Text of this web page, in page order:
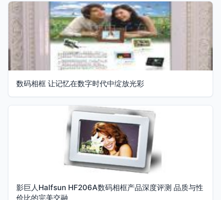
数码相框 让记忆在数字时代中绽放光彩
影巨人Halfsun HF206A数码相框产品深度评测 品质与性
价比的完美交融